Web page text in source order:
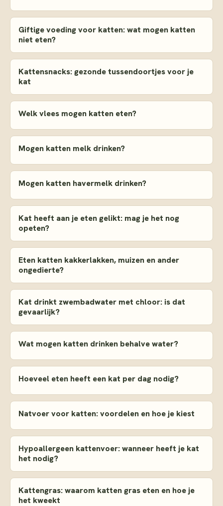
Giftige voeding voor katten: wat mogen katten
niet eten?
Kattensnacks: gezonde tussendoortjes voor je
kat
Welk vlees mogen katten eten?
Mogen katten melk drinken?
Mogen katten havermelk drinken?
Kat heeft aan je eten gelikt: mag je het nog
opeten?
Eten katten kakkerlakken, muizen en ander
ongedierte?
Kat drinkt zwembadwater met chloor: is dat
gevaarlijk?
Wat mogen katten drinken behalve water?
Hoeveel eten heeft een kat per dag nodig?
Natvoer voor katten: voordelen en hoe je kiest
Hypoallergeen kattenvoer: wanneer heeft je kat
het nodig?
Kattengras: waarom katten gras eten en hoe je
het kweekt